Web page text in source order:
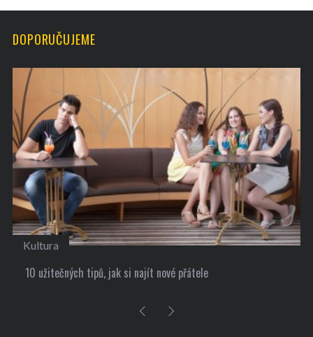
DOPORUČUJEME
Kultura
10 užitečných tipů, jak si najít nové přátele